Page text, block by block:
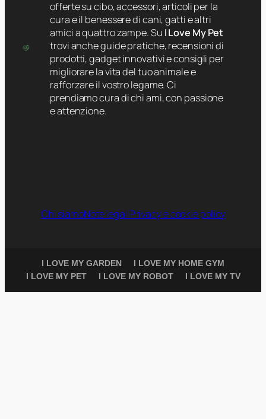
offerte su cibo, accessori, articoli per la
cura e il benessere di cani, gatti e altri
amici a quattro zampe. Su I Love My Pet
trovi anche guide pratiche, recensioni di
prodotti, gadget innovativi e consigli per
migliorare la vita del tuo animale e
rafforzare il vostro legame. Ci
prendiamo cura di chi ami, con passione
e attenzione.
Chi siamoNote legaliPrivacy e cookie policy
I LOVE MY GARDEN
I LOVE MY HOME GYM
I LOVE MY PET
I LOVE MY ROBOT I LOVE MY TV